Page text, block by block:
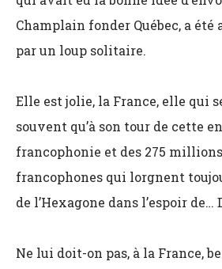
Champlain fonder Québec, a été
par un loup solitaire.
Elle est jolie, la France, elle qui
souvent qu’à son tour de cette
francophonie et des 275
francophones qui lorgnent
de l’Hexagone dans l’espoir de…
Ne lui doit-on pas, à la France,